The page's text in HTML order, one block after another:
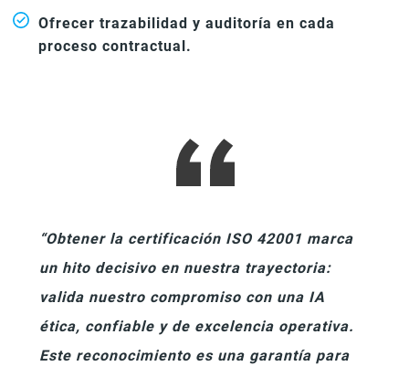
Ofrecer trazabilidad y auditoría en cada
proceso contractual.
“Obtener la certificación ISO 42001 marca
un hito decisivo en nuestra trayectoria:
valida nuestro compromiso con una IA
ética, confiable y de excelencia operativa.
Este reconocimiento es una garantía para